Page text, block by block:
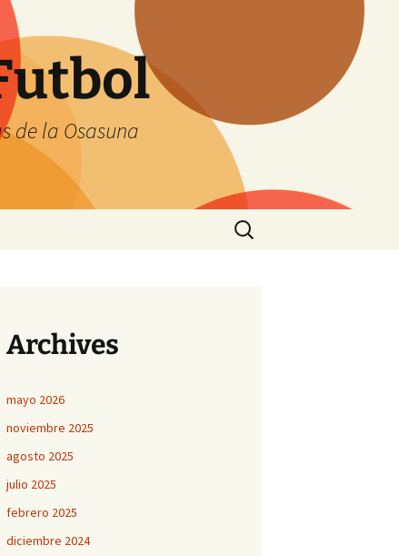
de la Osasuna
Buscar:
Archives
mayo 2026
noviembre 2025
agosto 2025
julio 2025
febrero 2025
diciembre 2024